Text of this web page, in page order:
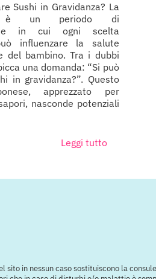
Sushi in Gravidanza? La
è un periodo di
in cui ogni scelta
influenzare la salute
del bambino. Tra i dubbi
una domanda: “Si può
in gravidanza?”. Questo
apprezzato per
nasconde potenziali
Leggi tutto
sito in nessun caso sostituiscono la